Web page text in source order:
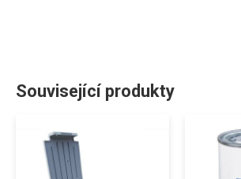
Související produkty